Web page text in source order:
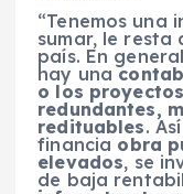
“Tenemos una
sumar, le resta
país. En
hay una
o los
redundantes,
redituables.
financia obra
elevados, se
de baja